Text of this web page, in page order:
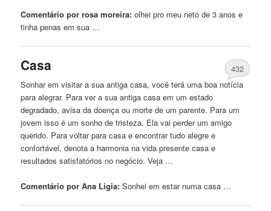
Comentário por rosa moreira: olhei pro meu neto de 3 anos e
tinha penas em sua …
Casa
432
Sonhar em visitar a sua antiga casa, você terá uma boa notícia
para alegrar. Para ver a sua antiga casa em um estado
degradado, avisa da doença ou morte de um parente. Para um
jovem isso é um sonho de tristeza. Ela vai perder um amigo
querido. Para voltar para casa e encontrar tudo alegre e
confortável, denota a harmonia na vida presente casa e
resultados satisfatórios no negócio. Veja …
Comentário por Ana Ligia: Sonhei em estar numa casa …